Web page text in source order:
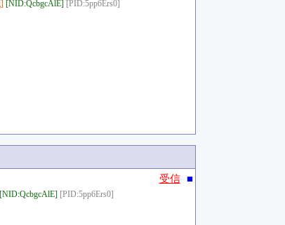
[NID:QcbgcAlE] [PID:5pp6Ers0]
受信 ■
[NID:QcbgcAlE] [PID:5pp6Ers0]